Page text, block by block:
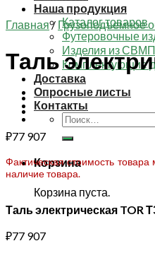
Наша продукция
Каталог товаров
Футеровочные
Изделия из
Комплектующие
Доставка
Опросные листы
Контакты
Искать:
Корзина
Корзина пуста.
Главная / Грузоподъемное
Таль
₽77 907
Фактическая стоимость
наличие товара.
Таль электрическая TOR
₽77 907